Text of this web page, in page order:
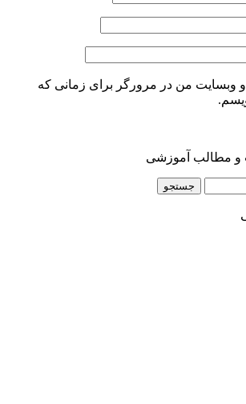
و وبسایت من در مرورگر برای زمانی که
و مطالب آموزشی
جستجو